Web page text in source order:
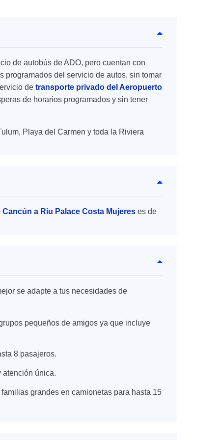
de autobús de ADO, pero cuentan con
programados del servicio de autos, sin tomar
de transporte privado del Aeropuerto
de horarios programados y sin tener
Playa del Carmen y toda la Riviera
a Riu Palace Costa Mujeres es de
se adapte a tus necesidades de
pequeños de amigos ya que incluye
8 pasajeros.
atención única.
grandes en camionetas para hasta 15